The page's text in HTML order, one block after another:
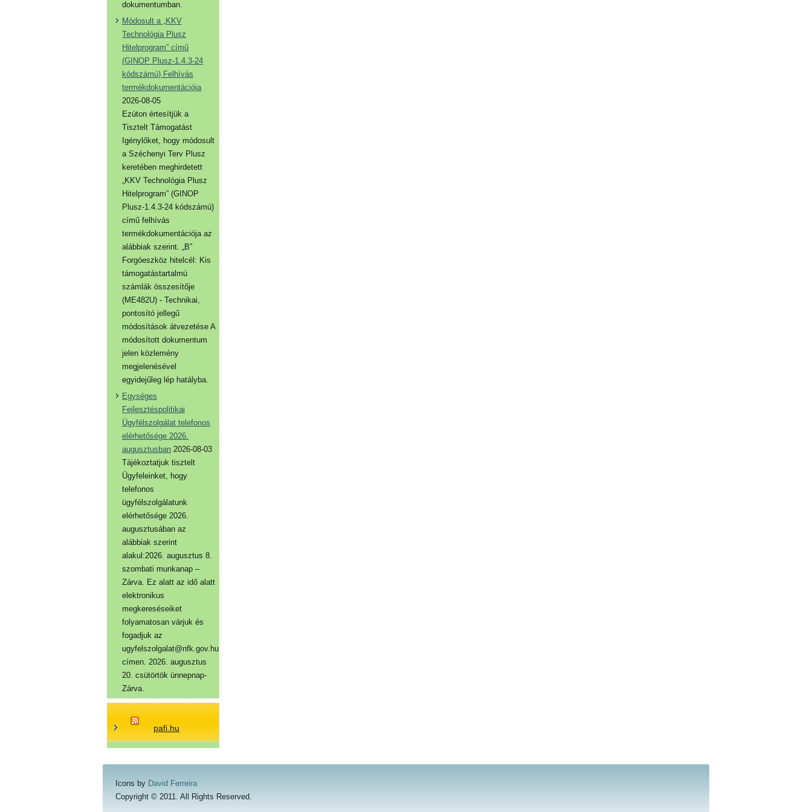
dokumentumban.
Módosult a „KKV
Technológia Plusz
Hitelprogram” című
(GINOP Plusz-1.4.3-24
kódszámú) Felhívás
termékdokumentációja
2026-08-05
Ezúton értesítjük a
Tisztelt Támogatást
Igénylőket, hogy módosult
a Széchenyi Terv Plusz
keretében meghirdetett
„KKV Technológia Plusz
Hitelprogram” (GINOP
Plusz-1.4.3-24 kódszámú)
című felhívás
termékdokumentációja az
alábbiak szerint. „B”
Forgóeszköz hitelcél: Kis
támogatástartalmú
számlák összesítője
(ME482U) - Technikai,
pontosító jellegű
módosítások átvezetése A
módosított dokumentum
jelen közlemény
megjelenésével
egyidejűleg lép hatályba.
Egységes
Fejlesztéspolitikai
Ügyfélszolgálat telefonos
elérhetősége 2026.
augusztusban 2026-08-03
Tájékoztatjuk tisztelt
Ügyfeleinket, hogy
telefonos
ügyfélszolgálatunk
elérhetősége 2026.
augusztusában az
alábbiak szerint
alakul:2026. augusztus 8.
szombati munkanap –
Zárva. Ez alatt az idő alatt
elektronikus
megkereséseiket
folyamatosan várjuk és
fogadjuk az
ugyfelszolgalat@nfk.gov.hu
címen. 2026. augusztus
20. csütörtök ünnepnap-
Zárva.
pafi.hu
Icons by David Ferreira
Copyright © 2011. All Rights Reserved.